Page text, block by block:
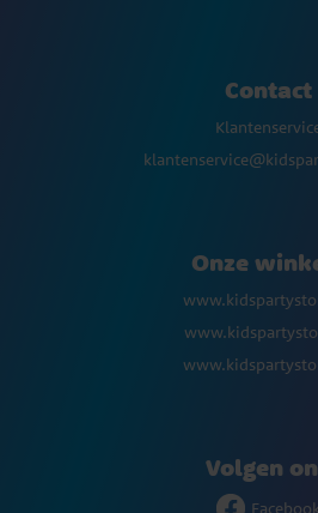
Contact
Onze
Volgen
Facebook